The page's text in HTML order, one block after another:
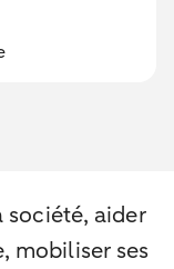
aider
mobiliser ses